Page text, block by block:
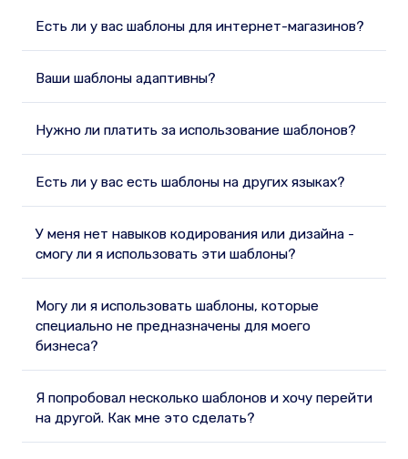
Есть ли у вас шаблоны для интернет-магазинов?
Ваши шаблоны адаптивны?
Нужно ли платить за использование шаблонов?
Есть ли у вас есть шаблоны на других языках?
У меня нет навыков кодирования или дизайна -
смогу ли я использовать эти шаблоны?
Могу ли я использовать шаблоны, которые
специально не предназначены для моего
бизнеса?
Я попробовал несколько шаблонов и хочу перейти
на другой. Как мне это сделать?